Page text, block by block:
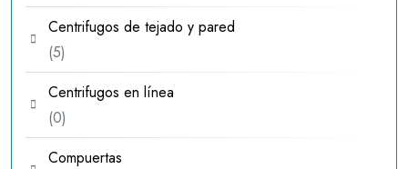
productos
Centrifugos de tejado y pared
55
productos
Centrifugos en línea
00
productos
Compuertas